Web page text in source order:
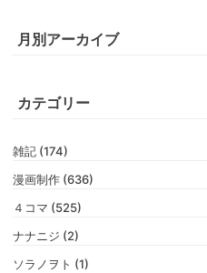
月別アーカイブ
カテゴリー
雑記 (174)
漫画制作 (636)
４コマ (525)
ナナニジ (2)
ソラノヲト (1)